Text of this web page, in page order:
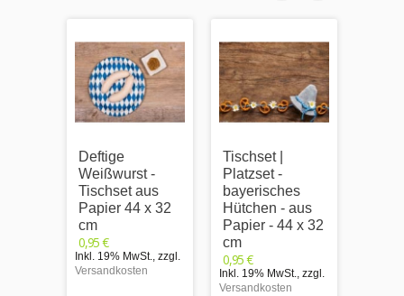
Deftige
Weißwurst -
Tischset aus
Papier 44 x 32
cm
0,95 €
Inkl. 19% MwSt., zzgl.
Versandkosten
Tischset |
Platzset -
bayerisches
Hütchen - aus
Papier - 44 x 32
cm
0,95 €
Inkl. 19% MwSt., zzgl.
Versandkosten